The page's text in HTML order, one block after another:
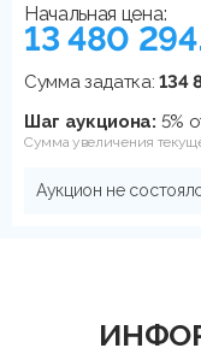
Начальная цена:
13 480
Сумма задатка:134
Шаг аукциона: 5%
Сумма увеличения
Аукцион не